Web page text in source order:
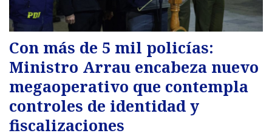
Con más de 5 mil policías:
Ministro Arrau encabeza nuevo
megaoperativo que contempla
controles de identidad y
fiscalizaciones